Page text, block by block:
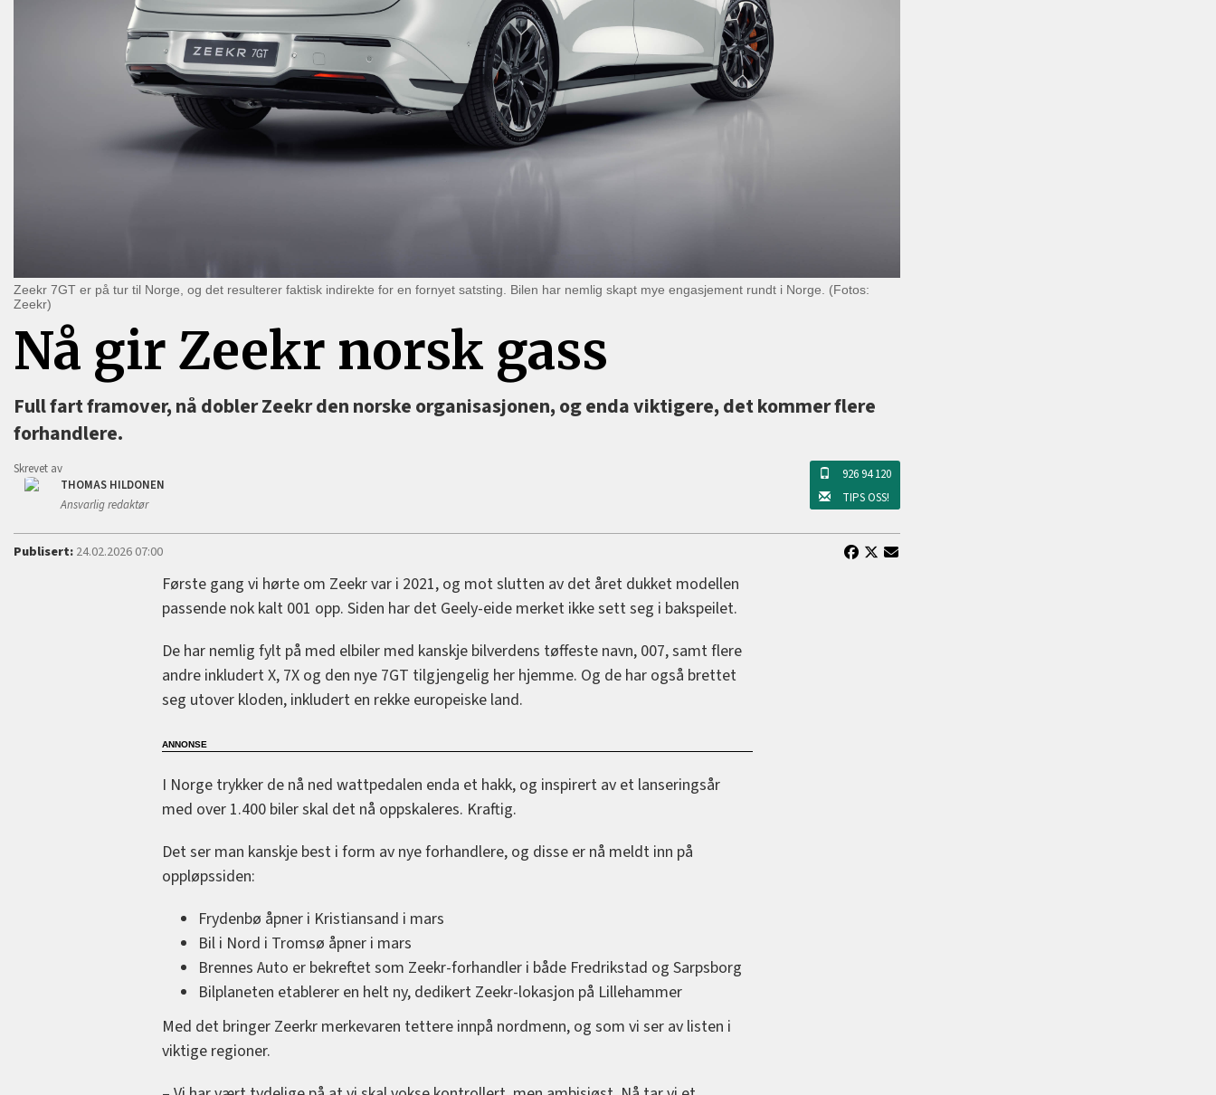
Zeekr 7GT er på tur til Norge, og det resulterer faktisk indirekte for en fornyet satsting. Bilen har nemlig skapt mye engasjement rundt i Norge. (Fotos:
Zeekr)
Nå gir Zeekr norsk gass
Full fart framover, nå dobler Zeekr den norske organisasjonen, og enda viktigere, det kommer flere
forhandlere.
Skrevet av
THOMAS HILDONEN
Ansvarlig redaktør
926 94 120
TIPS OSS!
Publisert:24.02.2026 07:00
Første gang vi hørte om Zeekr var i 2021, og mot slutten av det året dukket modellen
passende nok kalt 001 opp. Siden har det Geely-eide merket ikke sett seg i bakspeilet.
De har nemlig fylt på med elbiler med kanskje bilverdens tøffeste navn, 007, samt flere
andre inkludert X, 7X og den nye 7GT tilgjengelig her hjemme. Og de har også brettet
seg utover kloden, inkludert en rekke europeiske land.
I Norge trykker de nå ned wattpedalen enda et hakk, og inspirert av et lanseringsår
med over 1.400 biler skal det nå oppskaleres. Kraftig.
Det ser man kanskje best i form av nye forhandlere, og disse er nå meldt inn på
oppløpssiden:
Frydenbø åpner i Kristiansand i mars
Bil i Nord i Tromsø åpner i mars
Brennes Auto er bekreftet som Zeekr-forhandler i både Fredrikstad og Sarpsborg
Bilplaneten etablerer en helt ny, dedikert Zeekr-lokasjon på Lillehammer
Med det bringer Zeerkr merkevaren tettere innpå nordmenn, og som vi ser av listen i
viktige regioner.